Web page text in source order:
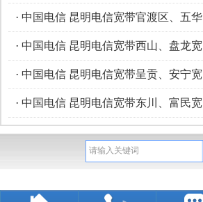
· 中国电信 昆明电信宽带官渡区、五华
· 中国电信 昆明电信宽带西山、盘龙宽
· 中国电信 昆明电信宽带呈贡、安宁宽
· 中国电信 昆明电信宽带东川、富民宽